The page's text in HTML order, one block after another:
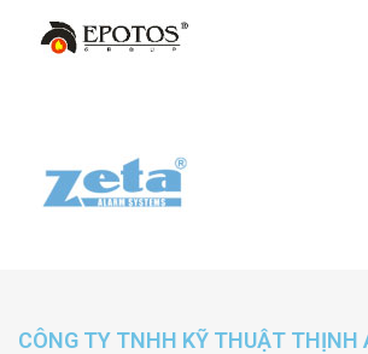
CÔNG TY TNHH KỸ THUẬT THỊNH